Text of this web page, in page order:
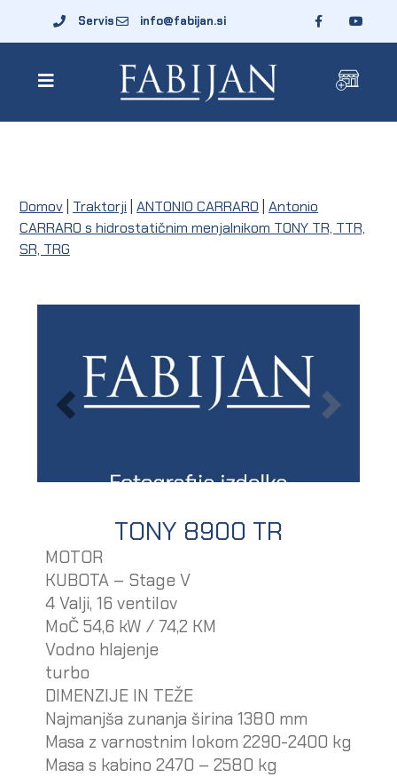
Servis info@fabijan.si
Domov Traktorji ANTONIO CARRARO Antonio
CARRARO s hidrostatičnim menjalnikom TONY TR, TTR,
SR, TRG
TONY 8900 TR
MOTOR
KUBOTA – Stage V
4 Valji, 16 ventilov
MoČ 54,6 kW / 74,2 KM
Vodno hlajenje
turbo
DIMENZIJE IN TEŽE
Najmanjša zunanja širina 1380 mm
Masa z varnostnim lokom 2290-2400 kg
Masa s kabino 2470 – 2580 kg